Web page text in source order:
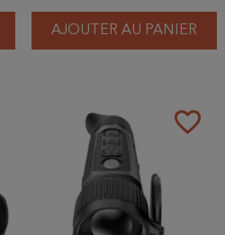
AJOUTER AU PANIER
favorite_border